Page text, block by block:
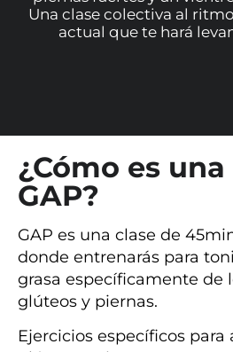
Una clase colectiva al
actual que te hará
¿Cómo es
GAP?
GAP es una clase de
donde entrenarás para
grasa específicamente de
glúteos y piernas.
Ejercicios específicos para